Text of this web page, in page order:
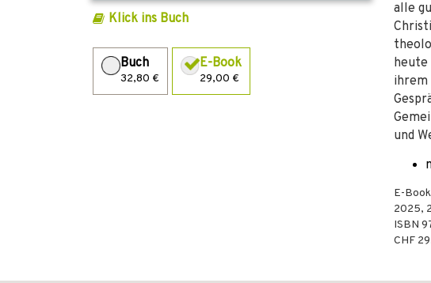
Klick ins Buch
Buch
32,80 €
E-Book
29,00 €
alle
heute
ihrem
und
E-Book
2025,
ISBN
CHF